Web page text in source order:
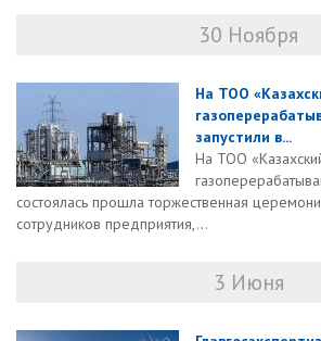
30 Ноября
На ТОО
запустили в...
На ТОО
состоялась прошла торжественная
сотрудников предприятия,...
3 Июня